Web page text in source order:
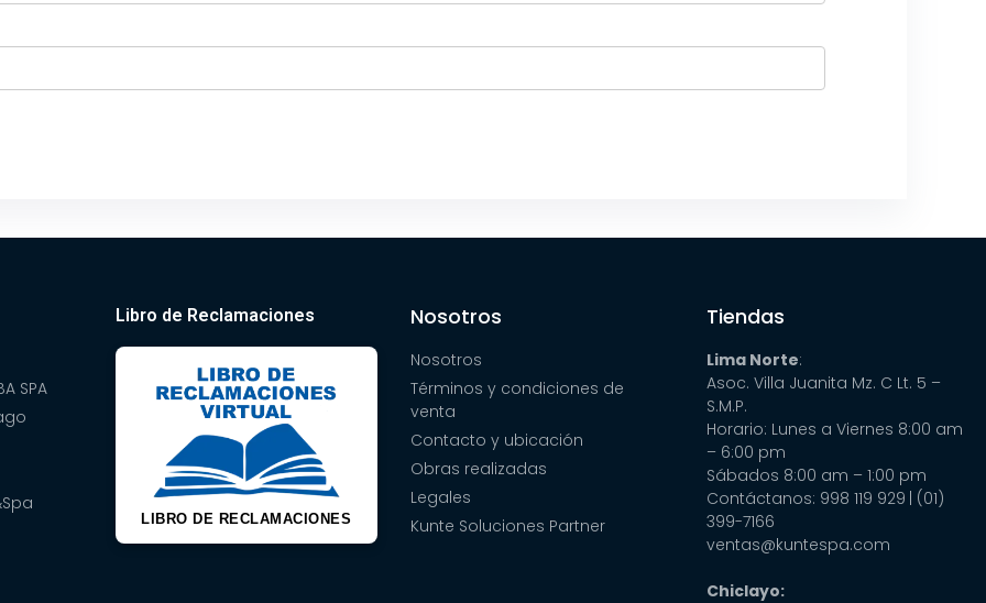
SPA
Libro de Reclamaciones
LIBRO DE RECLAMACIONES
Nosotros
Nosotros
Términos y condiciones de
venta
Contacto y ubicación
Obras realizadas
Legales
Kunte Soluciones Partner
Tiendas
Lima Norte:
Asoc. Villa Juanita Mz. C Lt. 5 –
S.M.P.
Horario: Lunes a Viernes 8:00 am
– 6:00 pm
Sábados 8:00 am – 1:00 pm
Contáctanos: 998 119 929 | (01)
399-7166
ventas@kuntespa.com
Chiclayo: